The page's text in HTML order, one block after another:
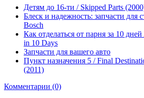
Детям до 16-ти / Skipped Parts
Блеск и надежность: запчасти для
Bosch
Как отделаться от парня за 10
in 10 Days
Запчасти для вашего авто
Пункт назначения 5 / Final
(2011)
Комментарии (0)